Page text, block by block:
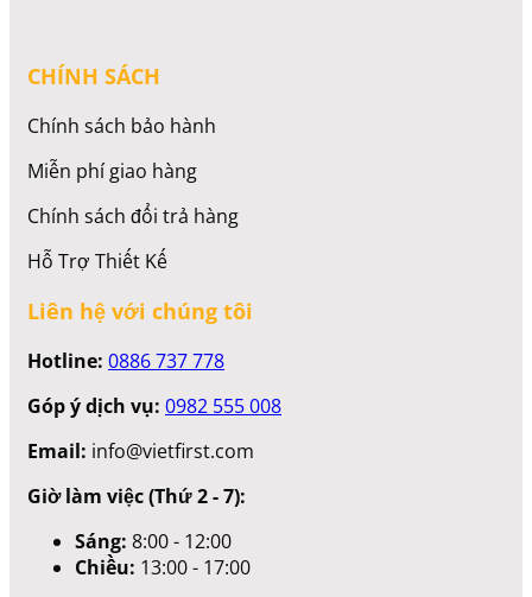
CHÍNH SÁCH
Chính sách bảo hành
Miễn phí giao hàng
Chính sách đổi trả hàng
Hỗ Trợ Thiết Kế
Liên hệ với chúng tôi
Hotline: 0886 737 778
Góp ý dịch vụ: 0982 555 008
Email: info@vietfirst.com
Giờ làm việc (Thứ 2 - 7):
Sáng: 8:00 - 12:00
Chiều: 13:00 - 17:00